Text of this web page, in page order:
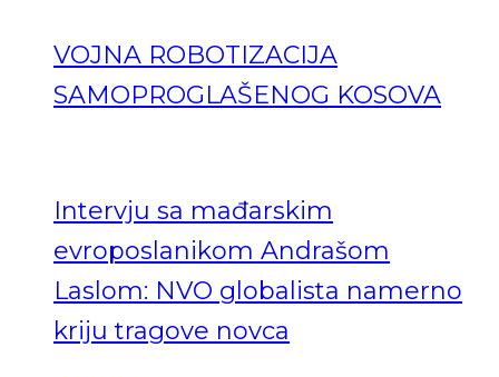
VOJNA ROBOTIZACIJA
SAMOPROGLAŠENOG KOSOVA
Intervju sa mađarskim
evroposlanikom Andrašom
Laslom: NVO globalista namerno
kriju tragove novca